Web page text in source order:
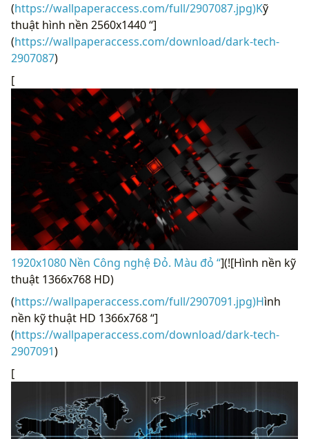
(https://wallpaperaccess.com/full/2907087.jpg)Kỹ
thuật hình nền 2560x1440 “]
(https://wallpaperaccess.com/download/dark-tech-
2907087)
[
1920x1080 Nền Công nghệ Đỏ. Màu đỏ “](![Hình nền kỹ
thuật 1366x768 HD)
(https://wallpaperaccess.com/full/2907091.jpg)Hình
nền kỹ thuật HD 1366x768 “]
(https://wallpaperaccess.com/download/dark-tech-
2907091)
[